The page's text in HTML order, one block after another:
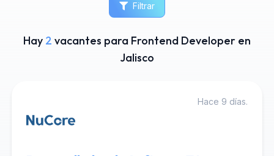
Filtrar
Hay 2 vacantes para Frontend Developer en
Jalisco
Hace 9 días.